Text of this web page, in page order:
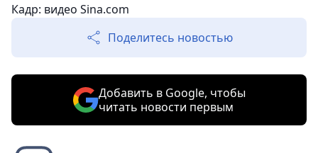
Кадр: видео Sina.com
Поделитесь новостью
Добавить в Google, чтобы
читать новости первым